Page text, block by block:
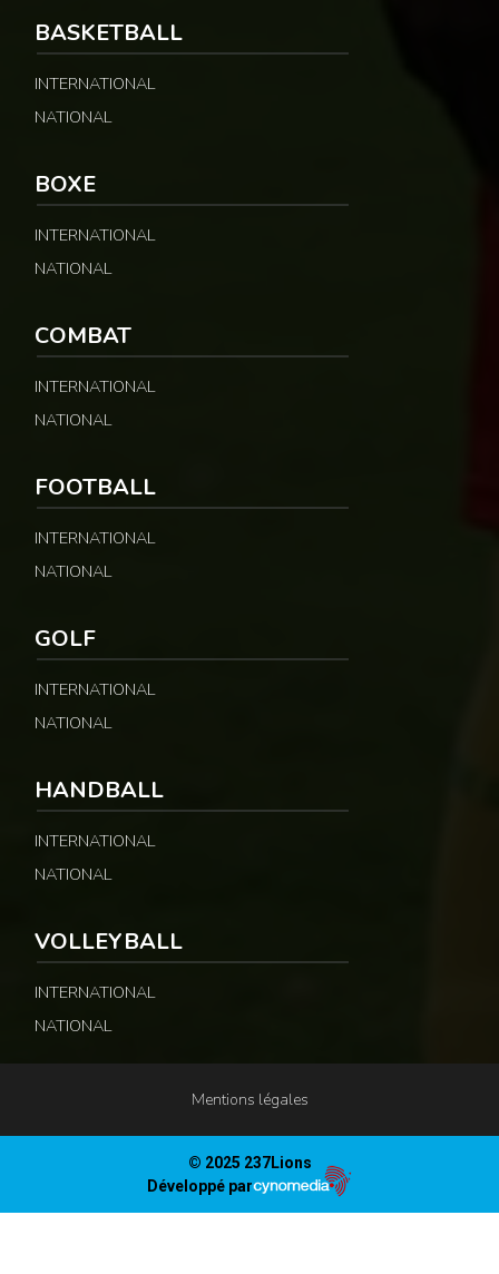
BASKETBALL
INTERNATIONAL
NATIONAL
BOXE
INTERNATIONAL
NATIONAL
COMBAT
INTERNATIONAL
NATIONAL
FOOTBALL
INTERNATIONAL
NATIONAL
GOLF
INTERNATIONAL
NATIONAL
HANDBALL
INTERNATIONAL
NATIONAL
VOLLEYBALL
INTERNATIONAL
NATIONAL
Mentions légales
© 2025 237Lions
Développé par